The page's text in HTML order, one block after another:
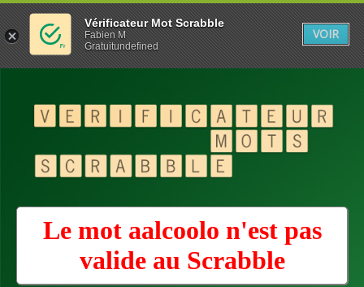
Le mot aalcoolo n'est pas
valide au Scrabble
Vérificateur Mot Scrabble
Fabien M
Gratuitundefined
VOIR